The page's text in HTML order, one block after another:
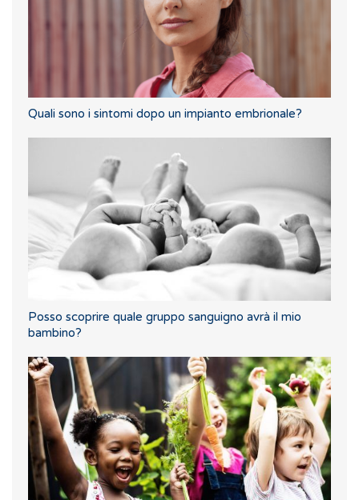
Quali sono i sintomi dopo un impianto embrionale?
Posso scoprire quale gruppo sanguigno avrà il mio
bambino?